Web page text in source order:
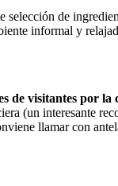
de
informal y
de visitantes por la
(un interesante
llamar con